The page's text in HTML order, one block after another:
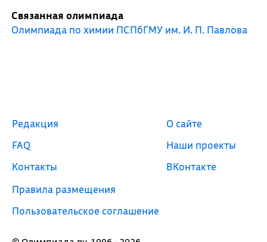
Связанная олимпиада
Олимпиада по химии ПСПбГМУ им. И. П. Павлова
Редакция
FAQ
Контакты
Правила размещения
Пользовательское соглашение
О сайте
Наши проекты
ВКонтакте